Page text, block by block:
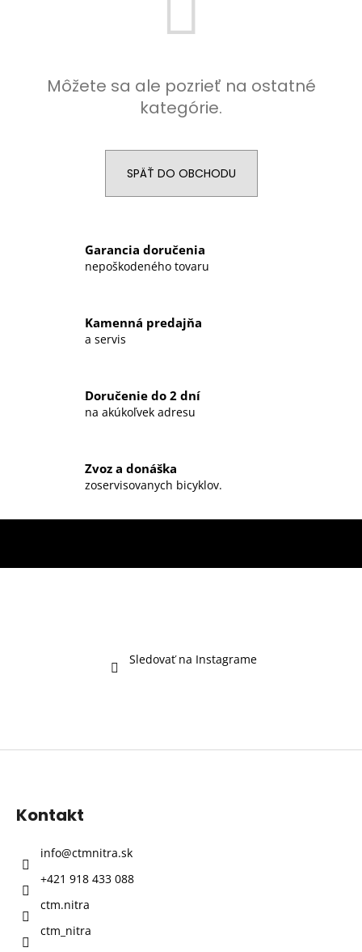
Môžete sa ale pozrieť na ostatné
kategórie.
SPÄŤ DO OBCHODU
Garancia doručenia
nepoškodeného tovaru
Kamenná predajňa
a servis
Doručenie do 2 dní
na akúkoľvek adresu
Zvoz a donáška
zoservisovanych bicyklov.
Sledovať na Instagrame
Z
Kontakt
info@ctmnitra.sk
+421 918 433 088
ctm.nitra
ctm_nitra